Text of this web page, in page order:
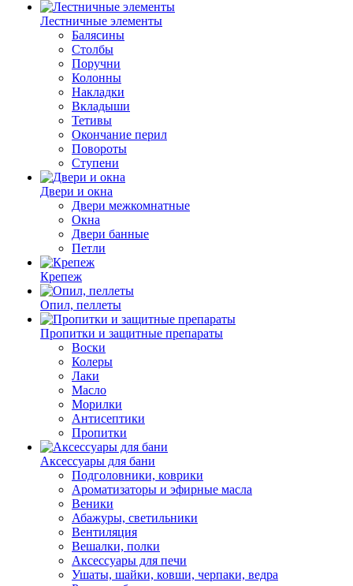
Лестничные элементы
Балясины
Столбы
Поручни
Колонны
Накладки
Вкладыши
Тетивы
Окончание перил
Повороты
Ступени
Двери и окна
Двери межкомнатные
Окна
Двери банные
Петли
Крепеж
Опил, пеллеты
Пропитки и защитные препараты
Воски
Колеры
Лаки
Масло
Морилки
Антисептики
Пропитки
Аксессуары для бани
Подголовники, коврики
Ароматизаторы и эфирные масла
Веники
Абажуры, светильники
Вентиляция
Вешалки, полки
Аксессуары для печи
Ушаты, шайки, ковши, черпаки, ведра